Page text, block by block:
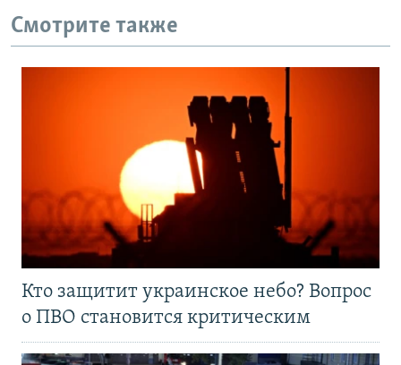
Смотрите также
Кто защитит украинское небо? Вопрос
о ПВО становится критическим